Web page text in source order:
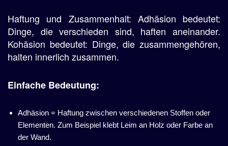
Haftung und Zusammenhalt: Adhäsion bedeutet:
Dinge, die verschieden sind, haften aneinander.
Kohäsion bedeutet: Dinge, die zusammengehören,
halten innerlich zusammen.
Einfache Bedeutung:
Adhäsion = Haftung zwischen verschiedenen Stoffen oder
Elementen. Zum Beispiel klebt Leim an Holz oder Farbe an
der Wand.